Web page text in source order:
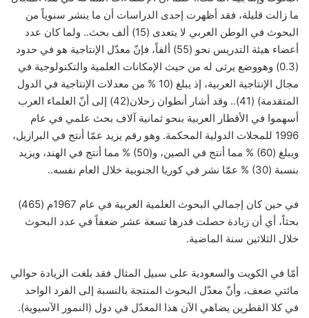
ما زالت قليلة، فقد أظهرت إحدى الدراسات أن ما ينشر سنوياً من
البحوث في الوطن العربي لا يتعدى (15) ألف بحث.. ولما كان عدد
أعضاء هيئة التدريس نحو (55) ألفاً، فإنّ معدّل الإنتاجية هو في حدود
(0.3) وهووضع يرثى له من حيث الإمكانات العلمية والتكنولوجية في
مجال الإنتاجية العربية، إذ يبلغ (10 % من معدلات الإنتاجية في الدول
المتقدمة) (41).. وقد أشار أنطوان زحلان(42) إلى أنّ العلماء العرب
أسهموا في الأقطار العربية بنحو ثمانية آلاف بحث علمي في عام
1996 للمجلات الدولية المحكمة. وهو رقم يزيد عمّا أنتج في البرازيل،
ويبلغ (60) % مما أنتج في الصين، و(50) % مما أنتج في الهند، ويزيد
بنسبة (30) % عمّا نشر في كوريا الجنوبية خلال العام نفسه..
في حين كان إجمالي البحوث العلمية العربية في عام 1967م (465)
بحثاً، أي أن زيادة حصلت قدرها تسعة عشر ضعفاً في عدد البحوث
خلال الثلاثين سنة الماضية.
أمّا في الكويت والسعودية على سبيل المثال فقد بلغت الزيادة حوالي
مائتي ضعف، وأنّ معدّل البحوث المنتجة بالنسبة إلى الفرد الواحد
في كلا القطرين يضاهي الآن هذا المعدّل في دول (النمور الآسيوية).